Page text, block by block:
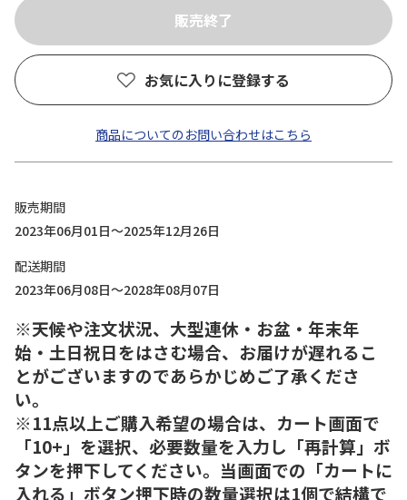
お気に入りに登録する
商品についてのお問い合わせはこちら
販売期間
2023年06月01日～2025年12月26日
配送期間
2023年06月08日～2028年08月07日
※天候や注文状況、大型連休・お盆・年末年
始・土日祝日をはさむ場合、お届けが遅れるこ
とがございますのであらかじめご了承くださ
い。
※11点以上ご購入希望の場合は、カート画面で
「10+」を選択、必要数量を入力し「再計算」ボ
タンを押下してください。当画面での「カートに
入れる」ボタン押下時の数量選択は1個で結構で